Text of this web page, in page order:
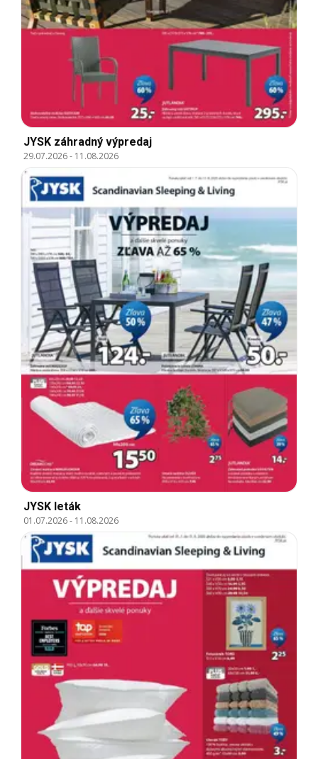
JYSK záhradný výpredaj
29.07.2026- 11.08.2026
JYSK leták
01.07.2026- 11.08.2026